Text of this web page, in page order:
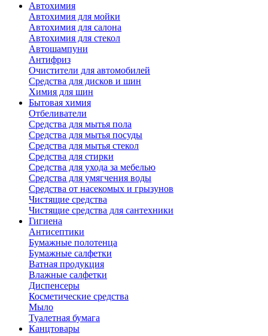
Автохимия
Автохимия для мойки
Автохимия для салона
Автохимия для стекол
Автошампуни
Антифриз
Очистители для автомобилей
Средства для дисков и шин
Химия для шин
Бытовая химия
Отбеливатели
Средства для мытья пола
Средства для мытья посуды
Средства для мытья стекол
Средства для стирки
Средства для ухода за мебелью
Средства для умягчения воды
Средства от насекомых и грызунов
Чистящие средства
Чистящие средства для сантехники
Гигиена
Антисептики
Бумажные полотенца
Бумажные салфетки
Ватная продукция
Влажные салфетки
Диспенсеры
Косметические средства
Мыло
Туалетная бумага
Канцтовары